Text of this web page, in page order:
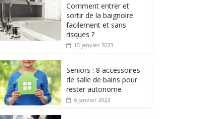
Comment entrer et
sortir de la baignoire
facilement et sans
risques ?
10 janvier 2023
Seniors : 8 accessoires
de salle de bains pour
rester autonome
6 janvier 2023